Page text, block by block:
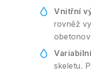
Vnitřní
rovněž
skeletu.